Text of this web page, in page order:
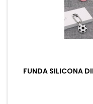
FUNDA SILICONA